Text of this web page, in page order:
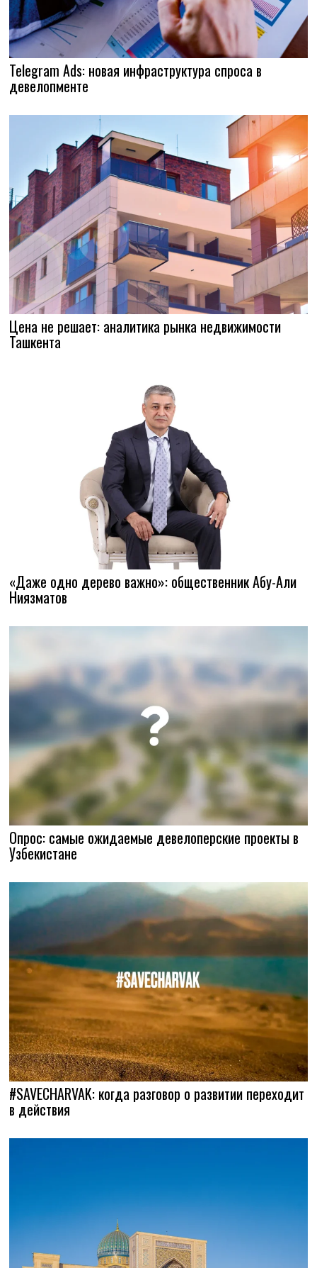
Telegram Ads: новая инфраструктура спроса в
девелопменте
Цена не решает: аналитика рынка недвижимости
Ташкента
«Даже одно дерево важно»: общественник Абу-Али
Ниязматов
Опрос: самые ожидаемые девелоперские проекты в
Узбекистане
#SAVECHARVAK: когда разговор о развитии переходит
в действия